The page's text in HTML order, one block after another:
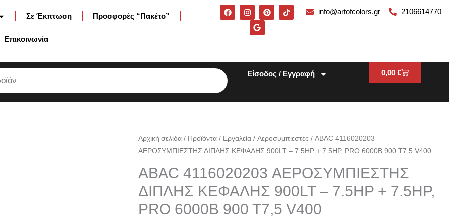
Σε Έκπτωση Προσφορές “Πακέτο”
Επικοινωνία
F
a
k
I
n
s
a
a
P
i
s
T
i
G
o
g
l
info@artofcolors.gr 2106614770
Είσοδος / Εγγραφή 0,00 €Cart
Αρχική σελίδα / Προϊόντα / Εργαλεία /Αεροσυμπιεστές / ABAC 4116020203
ΑΕΡΟΣΥΜΠΙΕΣΤΗΣ ΔΙΠΛΗΣ ΚΕΦΑΛΗΣ 900LT – 7.5HP + 7.5HP, PRO 6000B 900 T7,5 V400
ABAC 4116020203 ΑΕΡΟΣΥΜΠΙΕΣΤΗΣ
ΔΙΠΛΗΣ ΚΕΦΑΛΗΣ 900LT – 7.5HP + 7.5HP,
PRO 6000B 900 T7,5 V400
ABAC
4116020203
ΔΙΠΛΗΣ
ΚΕΦΑΛΗΣ
900LT